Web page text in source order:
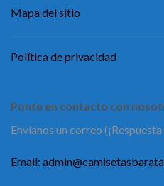
Mapa del sitio
Política de privacidad
Ponte en contacto con
Envíanos un correo
Email: